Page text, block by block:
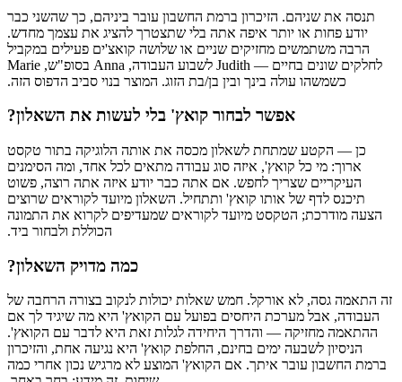
‫תנסה את שניהם. הזיכרון ברמת החשבון עובר ביניהם, כך שהשני כבר
יודע פחות או יותר איפה אתה בלי שתצטרך להציג את עצמך מחדש.
הרבה משתמשים מחזיקים שניים או שלושה קואצ'ים פעילים במקביל
לחלקים שונים בחיים — Judith לשבוע העבודה, Anna בסופ"ש, Marie
כשמשהו עולה בינך ובין בן/בת הזוג. המוצר בנוי סביב הדפוס הזה.
‫אפשר לבחור קואץ' בלי לעשות את השאלון?
‫כן — הקטע שמתחת לשאלון מכסה את אותה הלוגיקה בתור טקסט
ארוך: מי כל קואץ', איזה סוג עבודה מתאים לכל אחד, ומה הסימנים
העיקריים שצריך לחפש. אם אתה כבר יודע איזה אתה רוצה, פשוט
תיכנס לדף של אותו קואץ' ותתחיל. השאלון מיועד לקוראים שרוצים
הצעה מודרכת; הטקסט מיועד לקוראים שמעדיפים לקרוא את התמונה
הכוללת ולבחור ביד.
‫כמה מדויק השאלון?
‫זה התאמה גסה, לא אורקל. חמש שאלות יכולות לנקוב בצורה הרחבה של
העבודה, אבל מערכת היחסים בפועל עם הקואץ' היא מה שיגיד לך אם
ההתאמה מחזיקה — והדרך היחידה לגלות זאת היא לדבר עם הקואץ'.
הניסיון לשבעה ימים בחינם, החלפת קואץ' היא נגיעה אחת, והזיכרון
ברמת החשבון עובר איתך. אם הקואץ' המוצע לא מרגיש נכון אחרי כמה